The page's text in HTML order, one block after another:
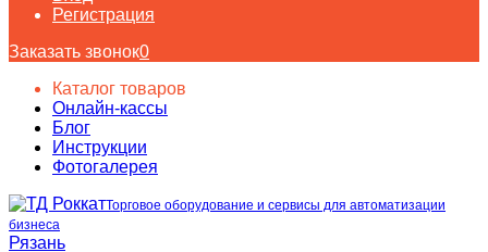
Регистрация
Заказать звонок0
Каталог товаров
Онлайн-кассы
Блог
Инструкции
Фотогалерея
Торговое оборудование и сервисы для автоматизации
бизнеса
Рязань